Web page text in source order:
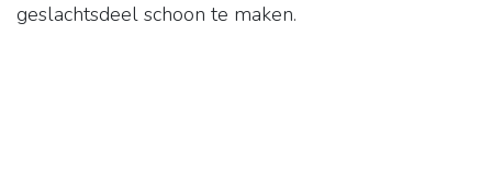
geslachtsdeel schoon te maken.